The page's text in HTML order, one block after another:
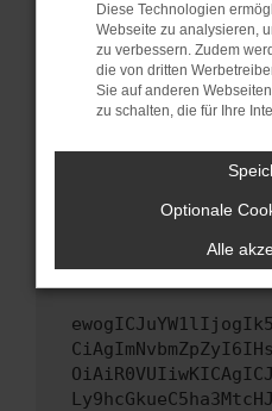
Veraltete Software
Sicherheitsrisiko,
führen, dass
unterstützt werden.
Wenn du alle oben
versuchen, das
uns diesen Text
Fehlersuche zu
Diese Technologien
Webseite zu analysieren,
zu verbessern. Zudem
die von dritten
Sie auf anderen
zu schalten, die für Ihre
Optionale
Alle